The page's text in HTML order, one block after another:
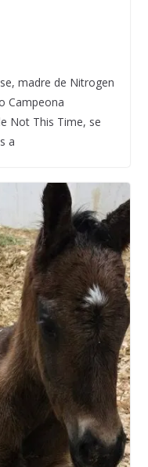
madre de Nitrogen
Campeona
Not This Time, se
a